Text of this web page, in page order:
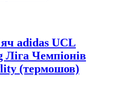
adidas UCL
Чемпіонів
(термошов)